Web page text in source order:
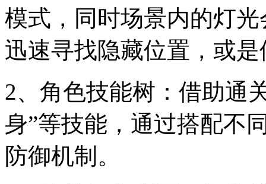
模式，同时场景内的灯
迅速寻找隐藏位置，或
2、角色技能树：借助通
身”等技能，通过搭配不
防御机制。